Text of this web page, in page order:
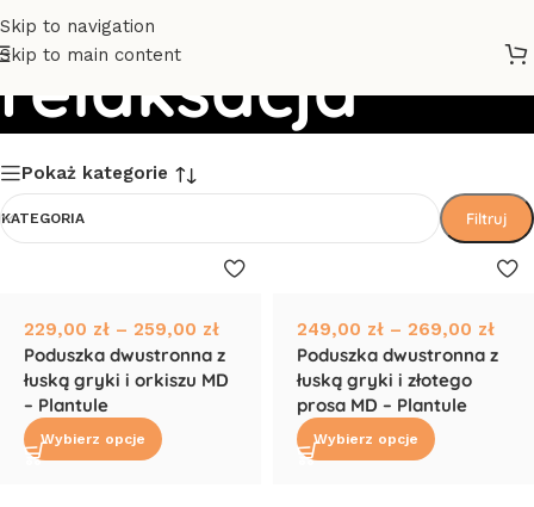
Skip to navigation
Skip to main content
relaksacja
Pokaż kategorie
KATEGORIA Filtruj
229,00 zł – 259,00 zł
Poduszka dwustronna z
łuską gryki i orkiszu MD
– Plantule
Wybierz opcje
249,00 zł – 269,00 zł
Poduszka dwustronna z
łuską gryki i złotego
prosa MD – Plantule
Wybierz opcje